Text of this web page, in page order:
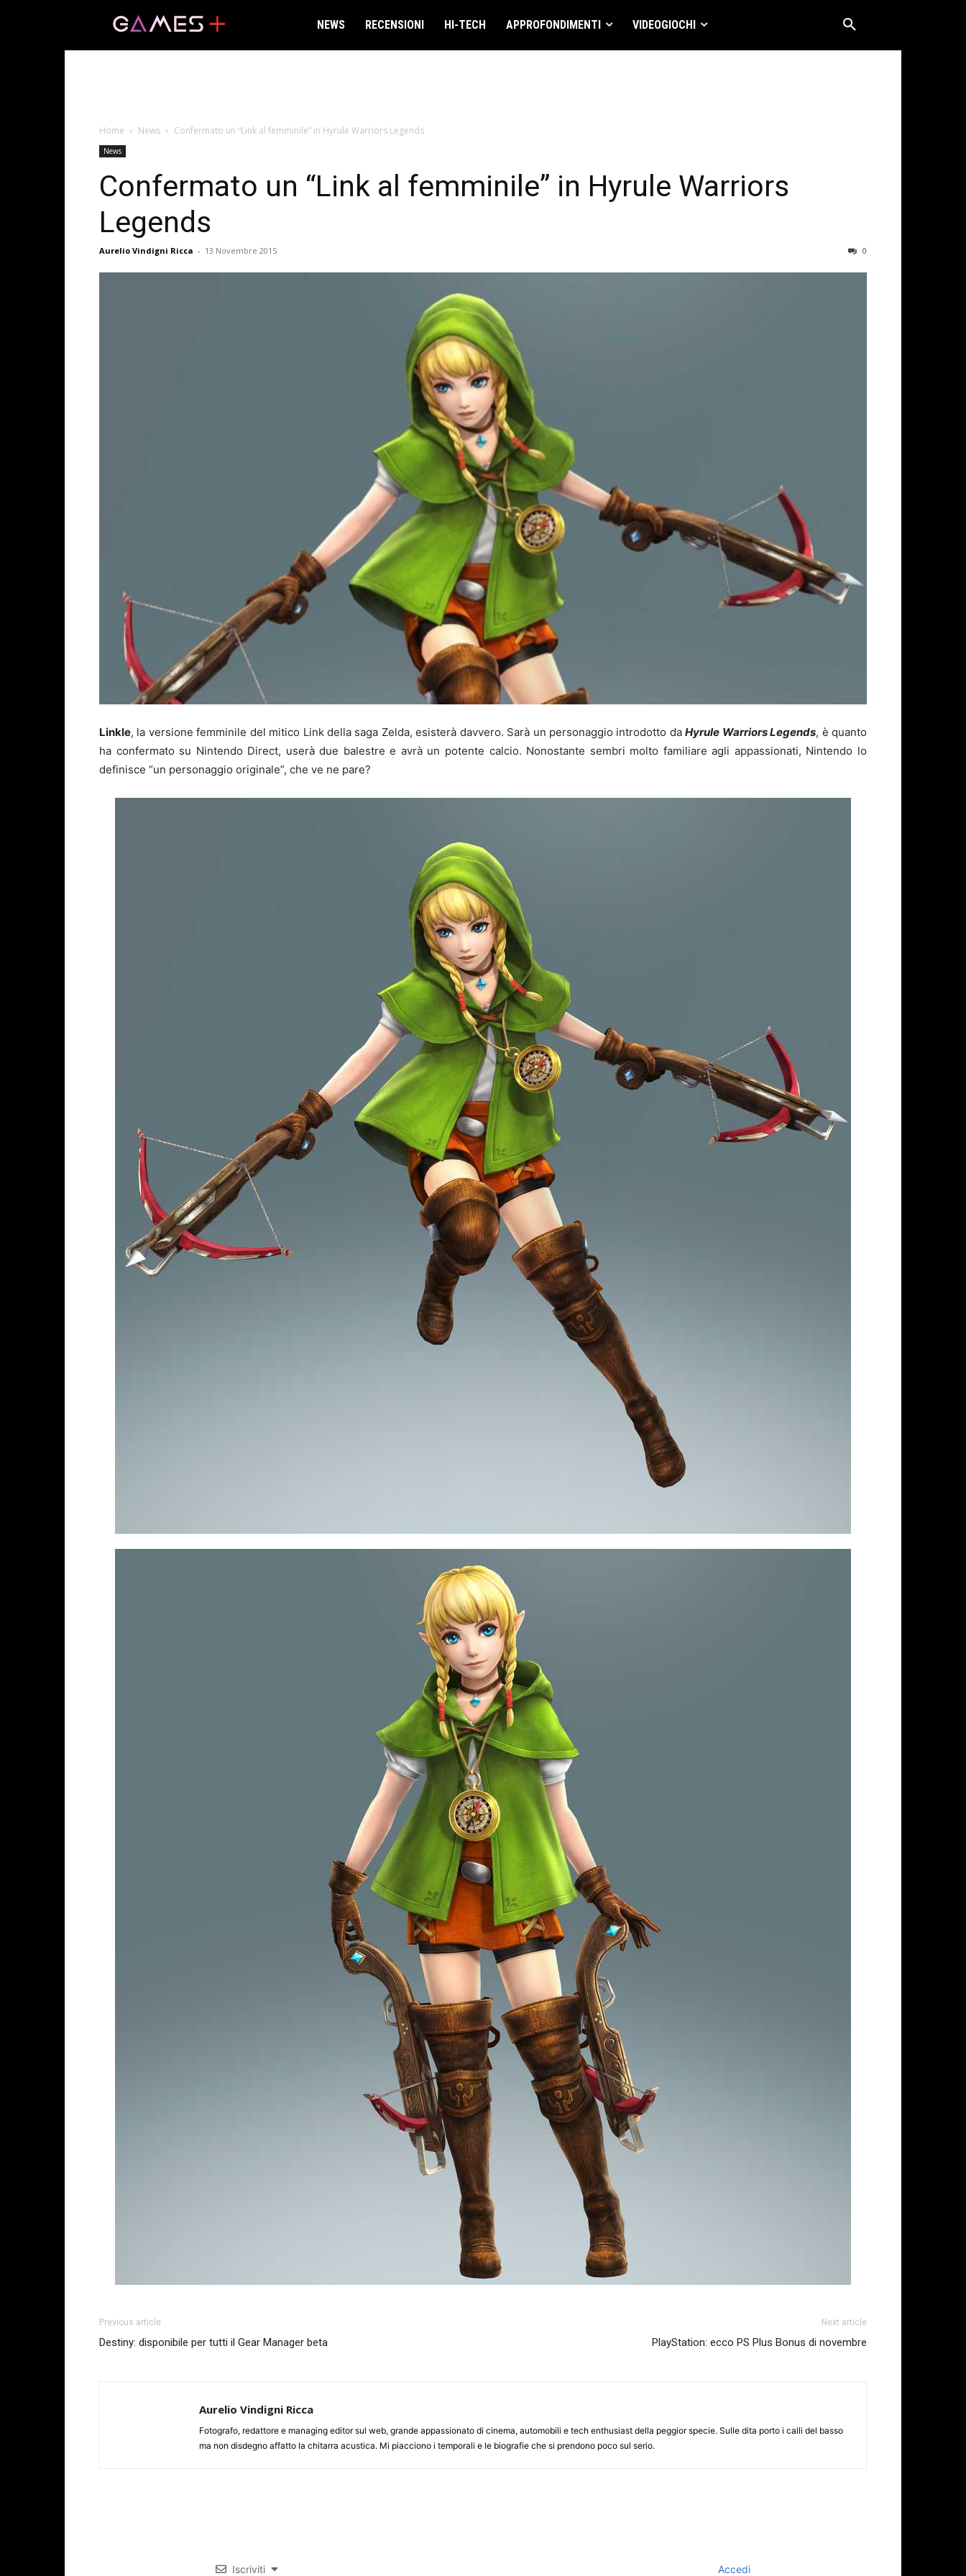
NEWS RECENSIONI HI-TECH APPROFONDIMENTI VIDEOGIOCHI
Home News Confermato un “Link al femminile” in Hyrule Warriors Legends
News
Confermato un “Link al femminile” in Hyrule Warriors
Legends
Aurelio Vindigni Ricca - 13 Novembre 2015 0
Linkle, la versione femminile del mitico Link della saga Zelda, esisterà davvero. Sarà un personaggio introdotto daHyrule Warriors Legends, è quanto
ha confermato su Nintendo Direct, userà due balestre e avrà un potente calcio. Nonostante sembri molto familiare agli appassionati, Nintendo lo
definisce “un personaggio originale”, che ve ne pare?
Previous article
Destiny: disponibile per tutti il Gear Manager beta
Next article
PlayStation: ecco PS Plus Bonus di novembre
Aurelio Vindigni Ricca
Fotografo, redattore e managing editor sul web, grande appassionato di cinema, automobili e tech enthusiast della peggior specie. Sulle dita porto i calli del basso
ma non disdegno affatto la chitarra acustica. Mi piacciono i temporali e le biografie che si prendono poco sul serio.
Iscriviti Accedi